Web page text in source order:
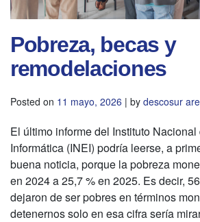
Pobreza, becas y
remodelaciones
Posted on 11 mayo, 2026 | by descosur
El último informe del Instituto
Informática (INEI) podría leerse, a
buena noticia, porque la pobreza
en 2024 a 25,7 % en 2025. Es decir,
dejaron de ser pobres en términos
detenernos solo en esa cifra sería